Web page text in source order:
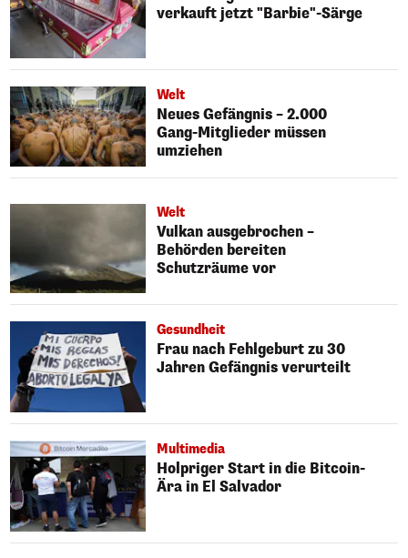
verkauft jetzt "Barbie"-Särge
Welt
Neues Gefängnis – 2.000
Gang-Mitglieder müssen
umziehen
Welt
Vulkan ausgebrochen –
Behörden bereiten
Schutzräume vor
Gesundheit
Frau nach Fehlgeburt zu 30
Jahren Gefängnis verurteilt
Multimedia
Holpriger Start in die Bitcoin-
Ära in El Salvador